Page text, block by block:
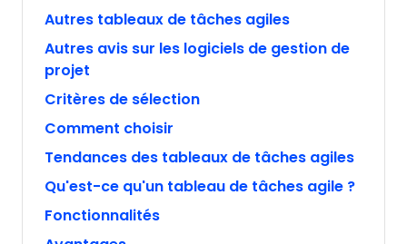
Autres tableaux de tâches agiles
Autres avis sur les logiciels de gestion de
projet
Critères de sélection
Comment choisir
Tendances des tableaux de tâches agiles
Qu'est-ce qu'un tableau de tâches agile ?
Fonctionnalités